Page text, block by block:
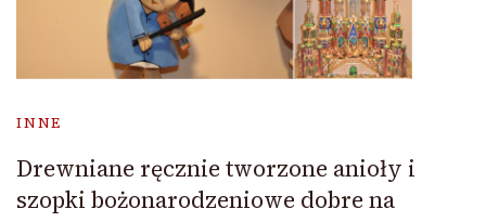
INNE
Drewniane ręcznie tworzone anioły i
szopki bożonarodzeniowe dobre na